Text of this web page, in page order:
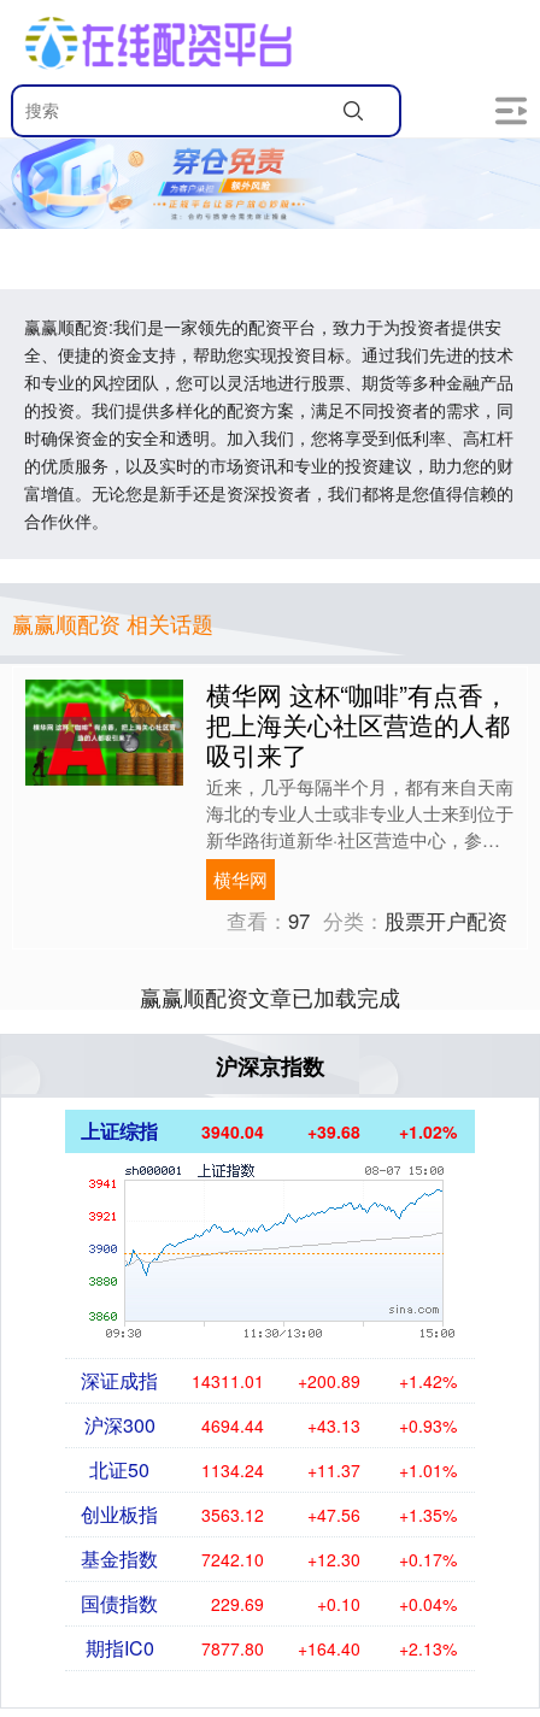
赢赢顺配资:我们是一家领先的配资平台，致力于为投资者提供安
全、便捷的资金支持，帮助您实现投资目标。通过我们先进的技术
和专业的风控团队，您可以灵活地进行股票、期货等多种金融产品
的投资。我们提供多样化的配资方案，满足不同投资者的需求，同
时确保资金的安全和透明。加入我们，您将享受到低利率、高杠杆
的优质服务，以及实时的市场资讯和专业的投资建议，助力您的财
富增值。无论您是新手还是资深投资者，我们都将是您值得信赖的
合作伙伴。
赢赢顺配资 相关话题
横华网 这杯“咖啡”有点香，
把上海关心社区营造的人都
吸引来了
近来，几乎每隔半个月，都有来自天南
海北的专业人士或非专业人士来到位于
新华路街道新华·社区营造中心，参加
由社会组织“大鱼营造”主办的“社造思维
咖啡”系列对话活动。....
横华网
查看：97 分类： 股票开户配资
赢赢顺配资文章已加载完成
沪深京指数
上证综指 3940.04 +39.68 +1.02%
深证成指 14311.01 +200.89 +1.42%
沪深300 4694.44 +43.13 +0.93%
北证50 1134.24 +11.37 +1.01%
创业板指 3563.12 +47.56 +1.35%
基金指数 7242.10 +12.30 +0.17%
国债指数 229.69 +0.10 +0.04%
期指IC0 7877.80 +164.40 +2.13%